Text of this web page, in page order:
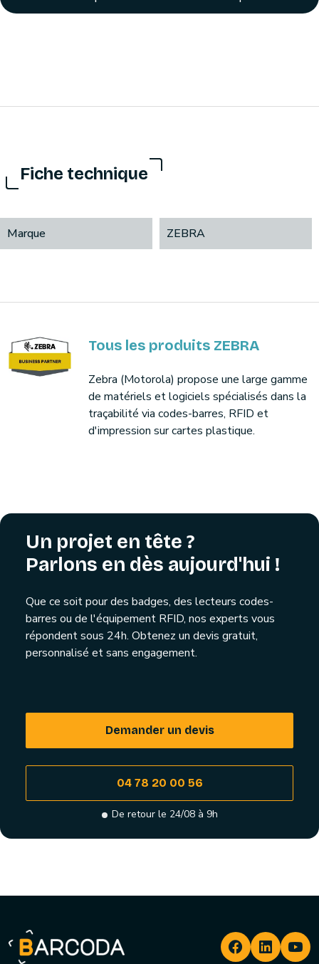
Fiche technique
Marque ZEBRA
Tous les produits ZEBRA
Zebra (Motorola) propose une large gamme
de matériels et logiciels spécialisés dans la
traçabilité via codes-barres, RFID et
d'impression sur cartes plastique.
Un projet en tête ?
Parlons en dès aujourd'hui !
Que ce soit pour des badges, des lecteurs codes-
barres ou de l'équipement RFID, nos experts vous
répondent sous 24h. Obtenez un devis gratuit,
personnalisé et sans engagement.
Demander un devis
04 78 20 00 56
De retour le 24/08 à 9h